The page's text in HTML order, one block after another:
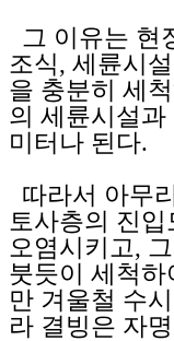
그 이유는 현
조식, 세륜시
을 충분히 세
의 세륜시설
미터나 된다.
따라서 아무
토사층의 진
오염시키고,
붓듯이 세척
만 겨울철 수
라 결빙은 자